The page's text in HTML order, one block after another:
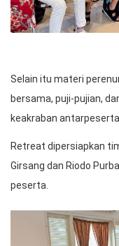
Selain itu materi
bersama, puji-pujian,
keakraban antarpeserta.
Retreat dipersiapkan
Girsang dan Riodo
peserta.